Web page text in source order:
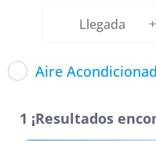
Aire
1 ¡Resultados